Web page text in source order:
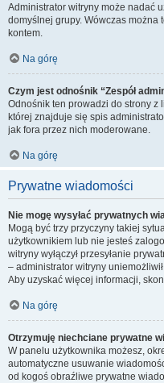
Administrator witryny może nadać
domyślnej grupy. Wówczas
kontem.
Na górę
Czym jest odnośnik “Zespół
Odnośnik ten prowadzi do strony
której znajduje się spis
jak fora przez nich moderowane.
Na górę
Prywatne wiadomości
Nie mogę wysyłać prywatnych
Mogą być trzy przyczyny takiej
użytkownikiem lub nie jesteś
witryny wyłączył przesyłanie
– administrator witryny
Aby uzyskać więcej informacji,
Na górę
Otrzymuję niechciane prywatne
W panelu użytkownika możesz,
automatyczne usuwanie
od kogoś obraźliwe prywatne